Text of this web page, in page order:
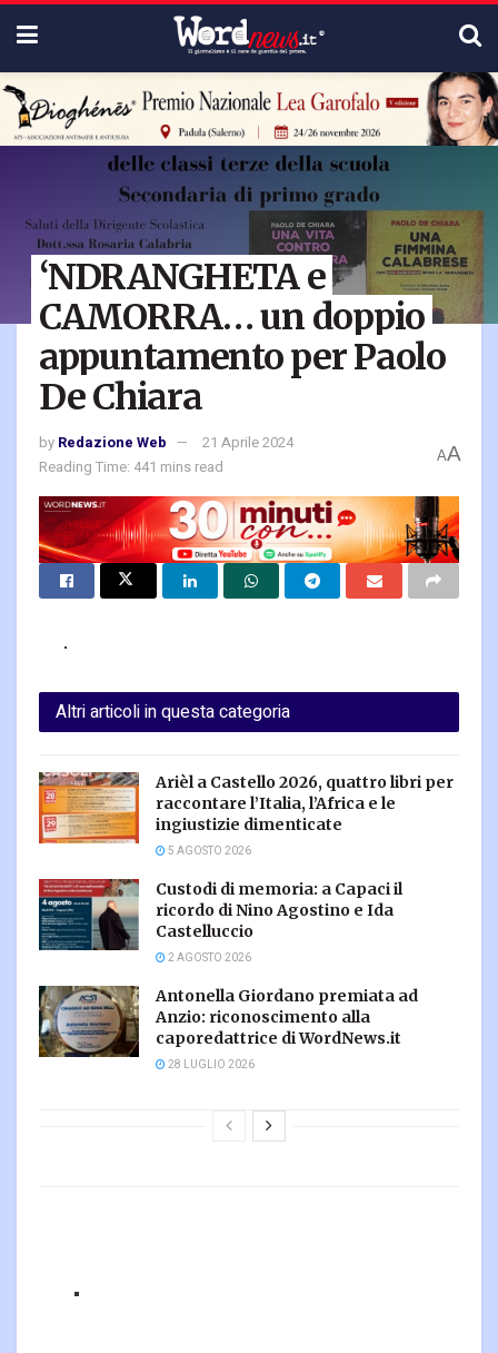
‘NDRANGHETA e
CAMORRA… un doppio
appuntamento per Paolo
De Chiara
by Redazione Web
21 Aprile 2024
Reading Time: 441 mins read
AA
Altri articoli in questa categoria
Arièl a Castello 2026, quattro libri per
raccontare l’Italia, l’Africa e le
ingiustizie dimenticate
5 AGOSTO 2026
Custodi di memoria: a Capaci il
ricordo di Nino Agostino e Ida
Castelluccio
2 AGOSTO 2026
Antonella Giordano premiata ad
Anzio: riconoscimento alla
caporedattrice di WordNews.it
28 LUGLIO 2026